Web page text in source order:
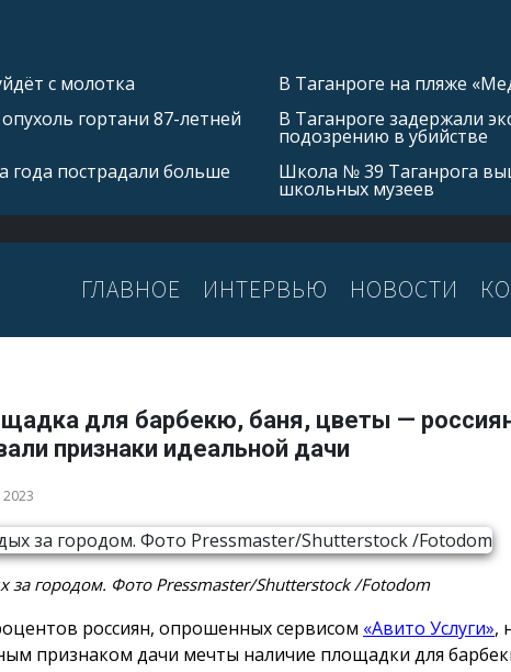
с молотка
гортани 87-летней
года пострадали больше
В Таганроге на пляже
В Таганроге задержали
подозрению в убийстве
Школа № 39 Таганрога
школьных музеев
ГЛАВНОЕ ИНТЕРВЬЮ НОВОСТИ
для барбекю, баня, цветы —
признаки идеальной дачи
за городом. Фото Pressmaster/Shutterstock /Fotodom
россиян, опрошенных сервисом «Авито Услуги»,
признаком дачи мечты наличие площадки для